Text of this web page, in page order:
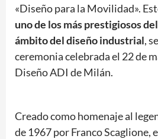
«Diseño para la Movilidad».
uno de los más prestigiosos
ámbito del diseño industrial,
ceremonia celebrada el 22 de
Diseño ADI de Milán.
Creado como homenaje al
de 1967 por Franco Scaglione,